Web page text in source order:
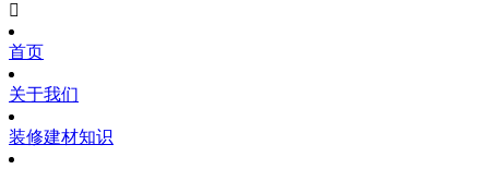

首页
关于我们
装修建材知识